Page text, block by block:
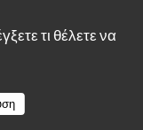
τι θέλετε να